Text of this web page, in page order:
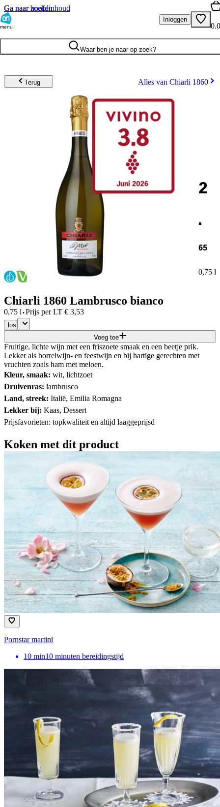
Ga naar hoofdinhoud
Ga naar zoeken
menu
Inloggen
Waar ben je naar op zoek?
Terug Alles van Chiarli 1860
2
.
65
0,75 l
Chiarli 1860 Lambrusco bianco
0,75 l·Prijs per LT € 3,53
los
Voeg toe
Fruitige, lichte wijn met een friszoete smaak en een beetje prik.
Lekker als borrelwijn- en feestwijn en bij hartige gerechten met
vruchten zoals ham met meloen.
Kleur, smaak: wit, lichtzoet
Druivenras: lambrusco
Land, streek: Italië, Emilia Romagna
Lekker bij: Kaas, Dessert
Prijsfavorieten: topkwaliteit en altijd laaggeprijsd
Koken met dit product
Pornstar martini
10 min10 minuten bereidingstijd